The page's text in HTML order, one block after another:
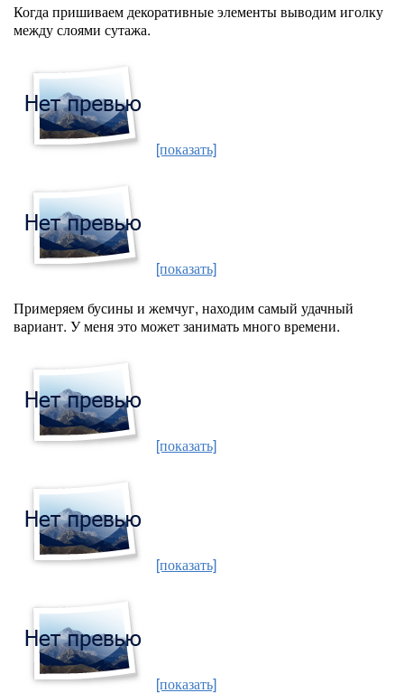
Когда пришиваем декоративные элементы выводим иголку
между слоями сутажа.
[показать]
[показать]
Примеряем бусины и жемчуг, находим самый удачный
вариант. У меня это может занимать много времени.
[показать]
[показать]
[показать]